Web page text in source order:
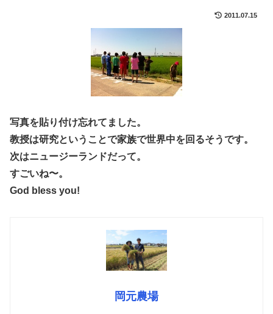
2011.07.15
写真を貼り付け忘れてました。
教授は研究ということで家族で世界中を回るそうです。
次はニュージーランドだって。
すごいね〜。
God bless you!
岡元農場